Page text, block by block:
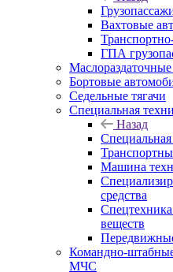
Вахтовые
ГПА
Бортовые
Седельные тягачи
Специальная
Назад
Специальная
Машина
средства
веществ
Командно-
МЧС